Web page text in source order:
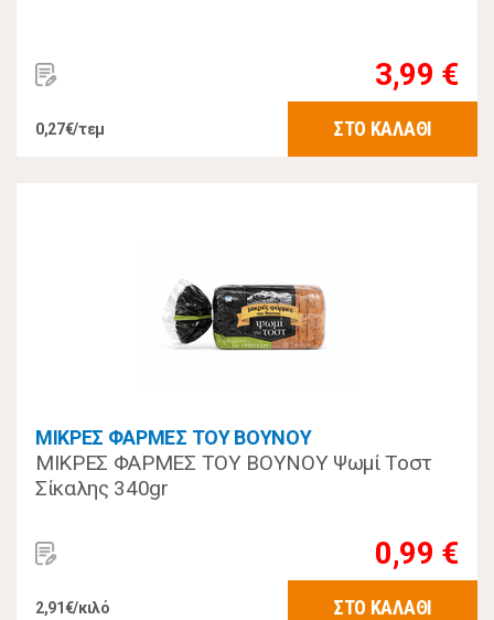
3,99 €
0,27€/τεμ ΣΤΟ ΚΑΛΑΘΙ
ΜΙΚΡΕΣ ΦΑΡΜΕΣ ΤΟΥ ΒΟΥΝΟΥ
ΜΙΚΡΕΣ ΦΑΡΜΕΣ ΤΟΥ ΒΟΥΝΟΥ Ψωμί Τοστ
Σίκαλης 340gr
0,99 €
2,91€/κιλό ΣΤΟ ΚΑΛΑΘΙ